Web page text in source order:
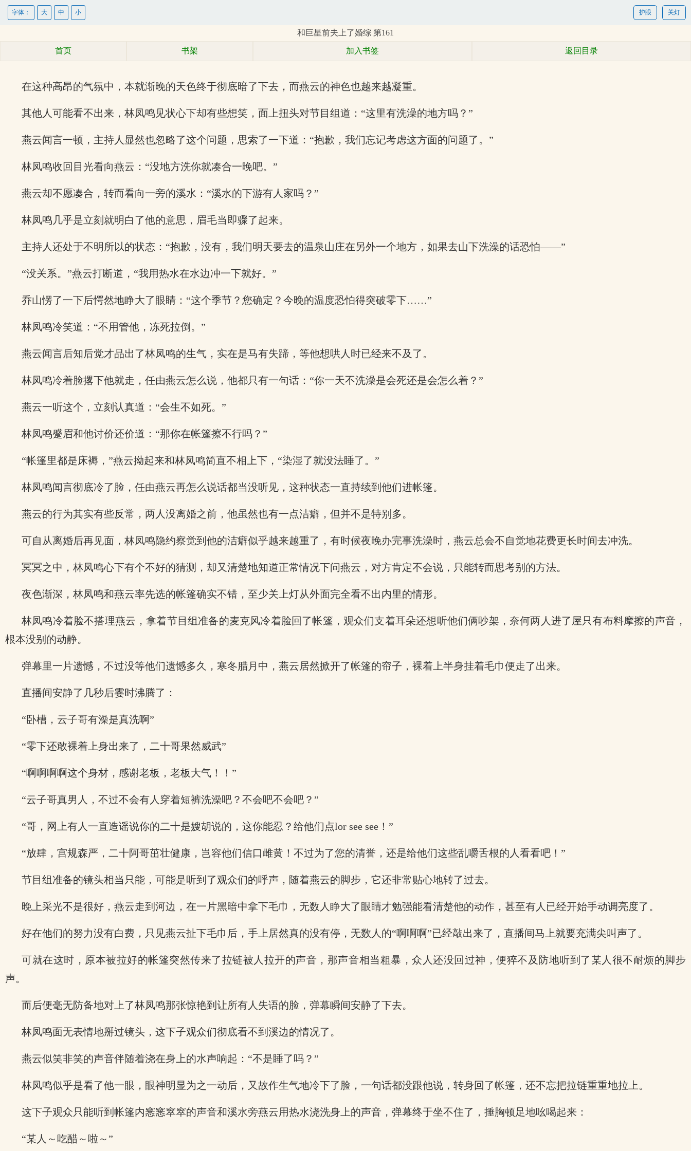
关灯
护眼
字体： 大 中 小
和巨星前夫上了婚综 第161
首页 书架 加入书签 返回目录
在这种高昂的气氛中，本就渐晚的天色终于彻底暗了下去，而燕云的神色也越来越凝重。
其他人可能看不出来，林凤鸣见状心下却有些想笑，面上扭头对节目组道：“这里有洗澡的地方吗？”
燕云闻言一顿，主持人显然也忽略了这个问题，思索了一下道：“抱歉，我们忘记考虑这方面的问题了。”
林凤鸣收回目光看向燕云：“没地方洗你就凑合一晚吧。”
燕云却不愿凑合，转而看向一旁的溪水：“溪水的下游有人家吗？”
林凤鸣几乎是立刻就明白了他的意思，眉毛当即骤了起来。
主持人还处于不明所以的状态：“抱歉，没有，我们明天要去的温泉山庄在另外一个地方，如果去山下洗澡的话恐怕——”
“没关系。”燕云打断道，“我用热水在水边冲一下就好。”
乔山愣了一下后愕然地睁大了眼睛：“这个季节？您确定？今晚的温度恐怕得突破零下……”
林凤鸣冷笑道：“不用管他，冻死拉倒。”
燕云闻言后知后觉才品出了林凤鸣的生气，实在是马有失蹄，等他想哄人时已经来不及了。
林凤鸣冷着脸撂下他就走，任由燕云怎么说，他都只有一句话：“你一天不洗澡是会死还是会怎么着？”
燕云一听这个，立刻认真道：“会生不如死。”
林凤鸣蹙眉和他讨价还价道：“那你在帐篷擦不行吗？”
“帐篷里都是床褥，”燕云拗起来和林凤鸣简直不相上下，“染湿了就没法睡了。”
林凤鸣闻言彻底冷了脸，任由燕云再怎么说话都当没听见，这种状态一直持续到他们进帐篷。
燕云的行为其实有些反常，两人没离婚之前，他虽然也有一点洁癖，但并不是特别多。
可自从离婚后再见面，林凤鸣隐约察觉到他的洁癖似乎越来越重了，有时候夜晚办完事洗澡时，燕云总会不自觉地花费更长时间去冲洗。
冥冥之中，林凤鸣心下有个不好的猜测，却又清楚地知道正常情况下问燕云，对方肯定不会说，只能转而思考别的方法。
夜色渐深，林凤鸣和燕云率先选的帐篷确实不错，至少关上灯从外面完全看不出内里的情形。
林凤鸣冷着脸不搭理燕云，拿着节目组准备的麦克风冷着脸回了帐篷，观众们支着耳朵还想听他们俩吵架，奈何两人进了屋只有布料摩擦的声音，
根本没别的动静。
弹幕里一片遗憾，不过没等他们遗憾多久，寒冬腊月中，燕云居然掀开了帐篷的帘子，裸着上半身挂着毛巾便走了出来。
直播间安静了几秒后霎时沸腾了：
“卧槽，云子哥有澡是真洗啊”
“零下还敢裸着上身出来了，二十哥果然威武”
“啊啊啊啊这个身材，感谢老板，老板大气！！”
“云子哥真男人，不过不会有人穿着短裤洗澡吧？不会吧不会吧？”
“哥，网上有人一直造谣说你的二十是嫂胡说的，这你能忍？给他们点lor see see！”
“放肆，宫规森严，二十阿哥茁壮健康，岂容他们信口雌黄！不过为了您的清誉，还是给他们这些乱嚼舌根的人看看吧！”
节目组准备的镜头相当只能，可能是听到了观众们的呼声，随着燕云的脚步，它还非常贴心地转了过去。
晚上采光不是很好，燕云走到河边，在一片黑暗中拿下毛巾，无数人睁大了眼睛才勉强能看清楚他的动作，甚至有人已经开始手动调亮度了。
好在他们的努力没有白费，只见燕云扯下毛巾后，手上居然真的没有停，无数人的“啊啊啊”已经敲出来了，直播间马上就要充满尖叫声了。
可就在这时，原本被拉好的帐篷突然传来了拉链被人拉开的声音，那声音相当粗暴，众人还没回过神，便猝不及防地听到了某人很不耐烦的脚步
声。
而后便毫无防备地对上了林凤鸣那张惊艳到让所有人失语的脸，弹幕瞬间安静了下去。
林凤鸣面无表情地掰过镜头，这下子观众们彻底看不到溪边的情况了。
燕云似笑非笑的声音伴随着浇在身上的水声响起：“不是睡了吗？”
林凤鸣似乎是看了他一眼，眼神明显为之一动后，又故作生气地冷下了脸，一句话都没跟他说，转身回了帐篷，还不忘把拉链重重地拉上。
这下子观众只能听到帐篷内窸窸窣窣的声音和溪水旁燕云用热水浇洗身上的声音，弹幕终于坐不住了，捶胸顿足地吆喝起来：
“某人～吃醋～啦～”